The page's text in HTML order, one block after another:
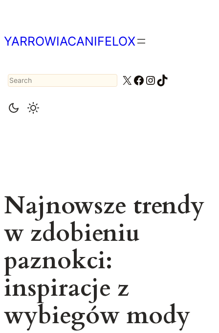
treści
YARROWIACANIFELOX
Search X Facebook
Instagram
TikTok
Najnowsze trendy
w zdobieniu
paznokci:
inspiracje z
wybiegów mody